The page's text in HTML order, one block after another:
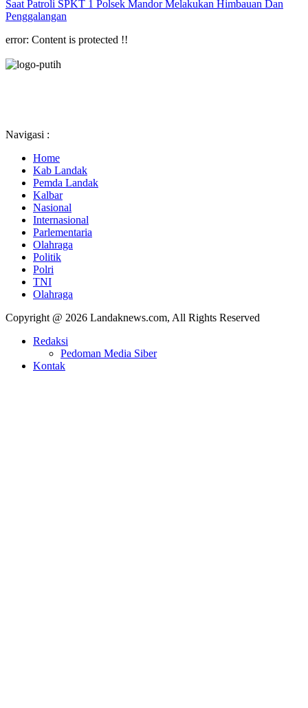
Saat Patroli SPKT 1 Polsek Mandor Melakukan Himbauan Dan
Penggalangan
error: Content is protected !!
Navigasi :
Home
Kab Landak
Pemda Landak
Kalbar
Nasional
Internasional
Parlementaria
Olahraga
Politik
Polri
TNI
Olahraga
Copyright @ 2026 Landaknews.com, All Rights Reserved
Redaksi
Pedoman Media Siber
Kontak